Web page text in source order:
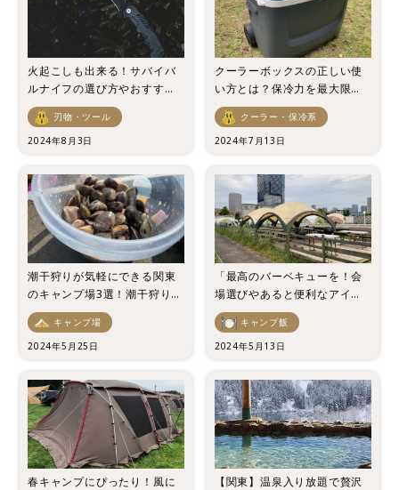
火起こしも出来る！サバイバ
ルナイフの選び方やおすすめ
をご紹介！
刃物・ツール
2024年8月3日
クーラーボックスの正しい使
い方とは？保冷力を最大限発
揮させよう！
クーラー・保冷系
2024年7月13日
潮干狩りが気軽にできる関東
のキャンプ場3選！潮干狩りの
注意点やおすすめの道具もご
紹介 キャンプ場
2024年5月25日
「最高のバーベキューを！会
場選びやあると便利なアイテ
ムをご紹介！」
キャンプ飯
2024年5月13日
春キャンプにぴったり！風に
【関東】温泉入り放題で贅沢